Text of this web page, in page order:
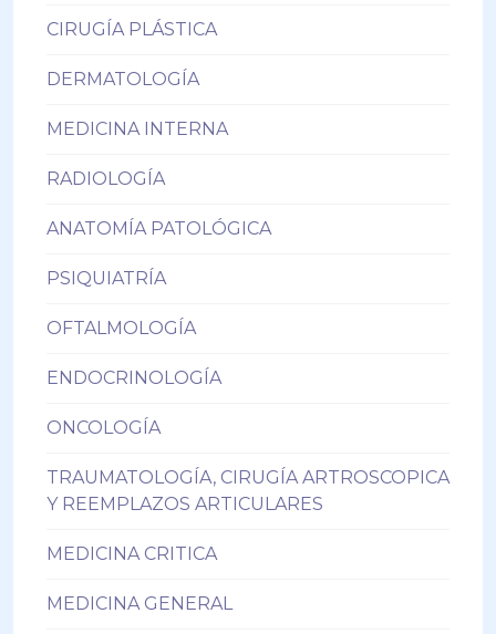
CIRUGÍA PLÁSTICA
DERMATOLOGÍA
MEDICINA INTERNA
RADIOLOGÍA
ANATOMÍA PATOLÓGICA
PSIQUIATRÍA
OFTALMOLOGÍA
ENDOCRINOLOGÍA
ONCOLOGÍA
TRAUMATOLOGÍA, CIRUGÍA ARTROSCOPICA
Y REEMPLAZOS ARTICULARES
MEDICINA CRITICA
MEDICINA GENERAL